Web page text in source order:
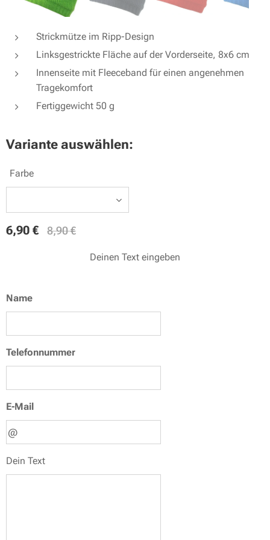
Strickmütze im Ripp-Design
Linksgestrickte Fläche auf der Vorderseite, 8x6 cm
Innenseite mit Fleeceband für einen angenehmen
Tragekomfort
Fertiggewicht 50 g
Variante auswählen:
Farbe
6,90 € 8,90€
Deinen Text eingeben
Name
Telefonnummer
E-Mail
Dein Text